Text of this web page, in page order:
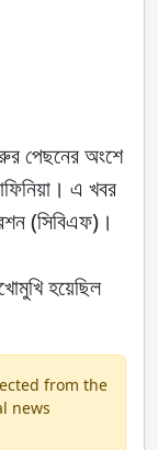
পেছনের অংশে
এ খবর
(সিবিএফ)।
হয়েছিল
from the
news